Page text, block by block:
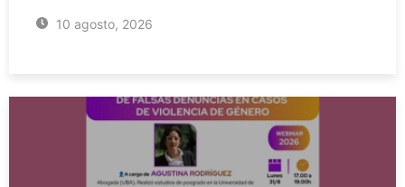
10 agosto, 2026